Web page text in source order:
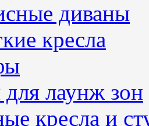
диваны
кресла
лаунж зон
кресла и